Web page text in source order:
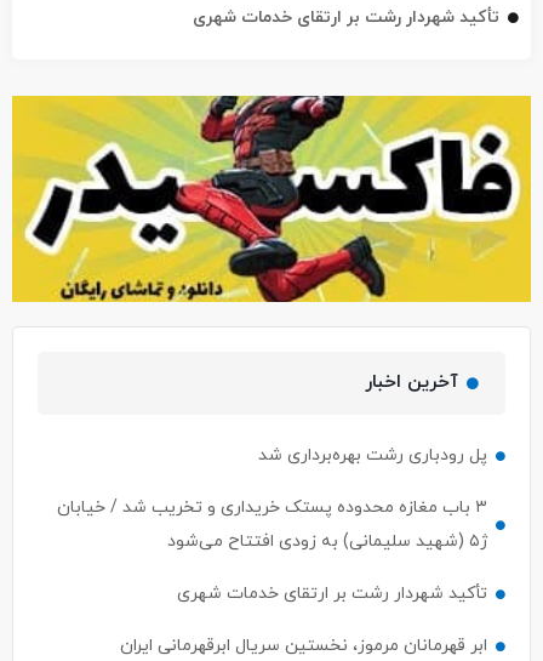
تأکید شهردار رشت بر ارتقای خدمات شهری
آخرین اخبار
پل رودباری رشت بهره‌برداری شد
۳ باب مغازه محدوده پستک خریداری و تخریب شد / خیابان
ژ۵ (شهید سلیمانی) به زودی افتتاح می‌شود
تأکید شهردار رشت بر ارتقای خدمات شهری
ابر قهرمانان مرموز، نخستین سریال ابرقهرمانی ایران